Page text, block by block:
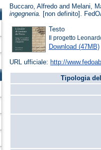
Buccaro, Alfredo and Melani,
ingegneria.
[non definito].
Testo
Il progetto
Download (47MB)
URL ufficiale:http://
Tipologia